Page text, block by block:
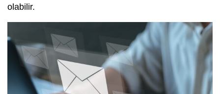
olabilir.